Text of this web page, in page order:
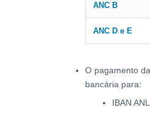
ANC B
ANC D e E
O pagamento
bancária para:
IBAN